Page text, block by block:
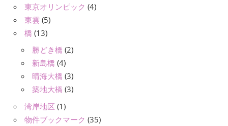
東京オリンピック (4)
東雲 (5)
橋 (13)
勝どき橋 (2)
新島橋 (4)
晴海大橋 (3)
築地大橋 (3)
湾岸地区 (1)
物件ブックマーク (35)